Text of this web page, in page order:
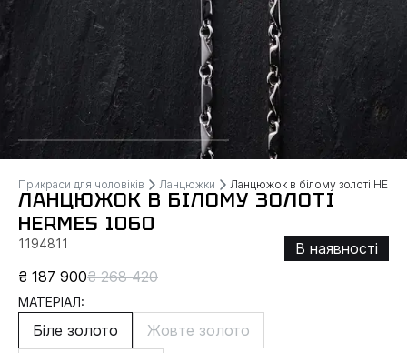
Прикраси для чоловіків Ланцюжки Ланцюжок в білому золоті
ЛАНЦЮЖОК В БІЛОМУ ЗОЛОТІ
HERMES 1060
1194811
В наявності
₴ 187 900₴ 268 420
МАТЕРІАЛ:
Біле золото
Жовте золото